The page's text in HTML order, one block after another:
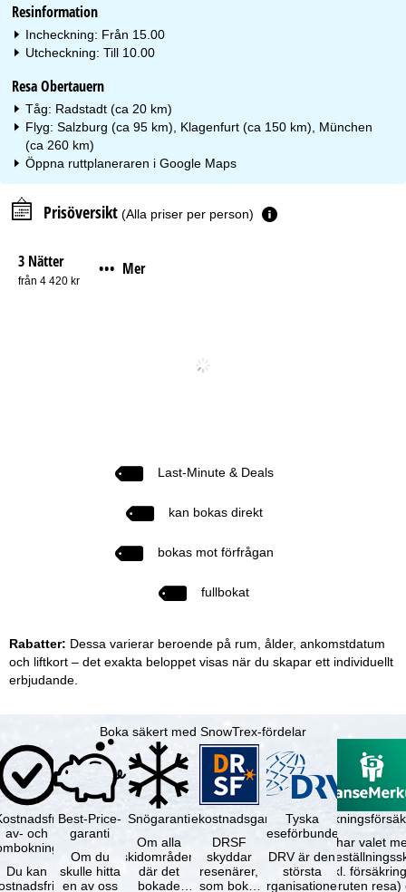
Resinformation
Incheckning: Från 15.00
Utcheckning: Till 10.00
Resa Obertauern
Tåg: Radstadt (ca 20 km)
Flyg: Salzburg (ca 95 km), Klagenfurt (ca 150 km), München
(ca 260 km)
Öppna ruttplaneraren iGoogle Maps
Prisöversikt (Alla priser per person)
3 Nätter
från 4 420 kr
••• Mer
Last-Minute & Deals
kan bokas direkt
bokas mot förfrågan
fullbokat
Rabatter: Dessa varierar beroende på rum, ålder, ankomstdatum
och liftkort – det exakta beloppet visas när du skapar ett individuellt
erbjudande.
Boka säkert med SnowTrex-fördelar
av- och
Du kan
Best-Price-
garanti
Om du
skulle hitta
en av oss
Snögaranti
Om alla
skidområden
där det
bokade
Resekostnadsgaranti
DRSF
skyddar
resenärer,
som bokat
Tyska
reseförbundet
DRV är den
största
organisationen
Du har valet
(inkl.
avbruten resa)